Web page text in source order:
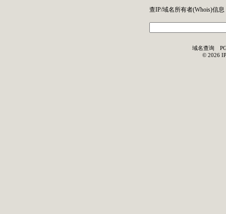
查IP/域名所有者(Whois)信息
域名查询
© 2026